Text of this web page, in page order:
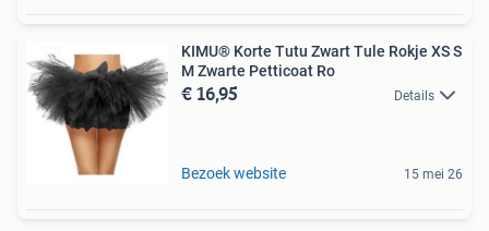
KIMU® Korte Tutu Zwart Tule Rokje XS S
M Zwarte Petticoat Ro
€ 16,95 Details
Bezoek website 15 mei 26